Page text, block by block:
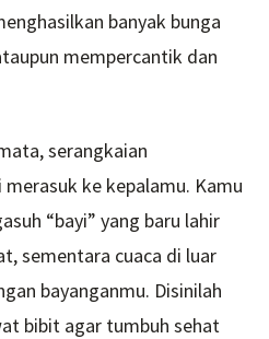
banyak bunga
mempercantik dan
serangkaian
ke kepalamu. Kamu
“bayi” yang baru lahir
sementara cuaca di luar
bayanganmu. Disinilah
bibit agar tumbuh sehat